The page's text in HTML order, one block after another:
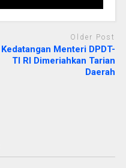
Older Post
Kedatangan Menteri DPDT-
TI RI Dimeriahkan Tarian
Daerah